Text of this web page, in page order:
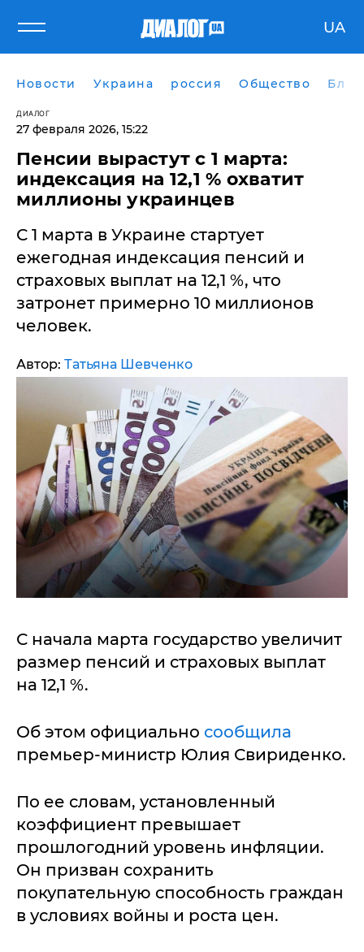
UA
Новости Украина россия Общество
ДИАЛОГ
27 февраля 2026, 15:22
​Пенсии вырастут с 1 марта:
индексация на 12,1 % охватит
миллионы украинцев
С 1 марта в Украине стартует
ежегодная индексация пенсий и
страховых выплат на 12,1 %, что
затронет примерно 10 миллионов
человек.
Автор: Татьяна Шевченко
С начала марта государство увеличит
размер пенсий и страховых выплат
на 12,1 %.
Об этом официально сообщила
премьер-министр Юлия Свириденко.
По ее словам, установленный
коэффициент превышает
прошлогодний уровень инфляции.
Он призван сохранить
покупательную способность граждан
в условиях войны и роста цен.